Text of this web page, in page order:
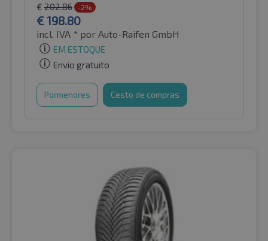
€ 202.86 -2%
€198.80
incl. IVA * por Auto-Raifen GmbH
EM ESTOQUE
Envio gratuito
Pormenores Cesto de compras